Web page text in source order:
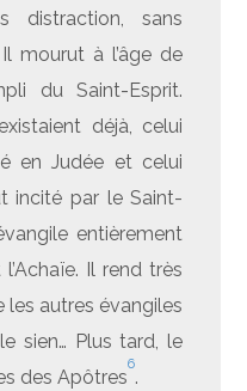
distraction, sans
mourut à l’âge de
du Saint-Esprit.
déjà, celui
en Judée et celui
incité par le Saint-
entièrement
Il rend très
les autres évangiles
sien… Plus tard, le
des Apôtres
6
.